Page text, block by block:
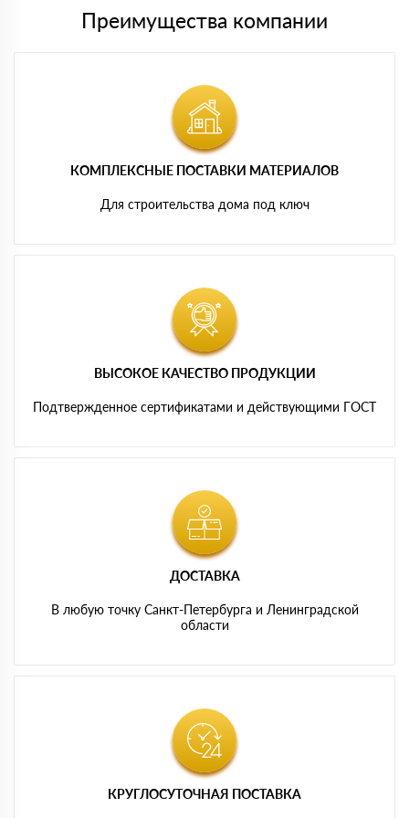
Преимущества компании
КОМПЛЕКСНЫЕ ПОСТАВКИ МАТЕРИАЛОВ
Для строительства дома под ключ
ВЫСОКОЕ КАЧЕСТВО ПРОДУКЦИИ
Подтвержденное сертификатами и действующими ГОСТ
ДОСТАВКА
В любую точку Санкт-Петербурга и Ленинградской
области
КРУГЛОСУТОЧНАЯ ПОСТАВКА